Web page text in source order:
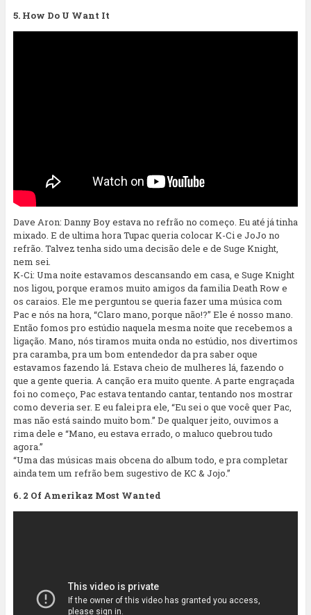
5. How Do U Want It
Dave Aron: Danny Boy estava no refrão no começo. Eu até já tinha
mixado. E de ultima hora Tupac queria colocar K-Ci e JoJo no
refrão. Talvez tenha sido uma decisão dele e de Suge Knight,
nem sei.
K-Ci: Uma noite estavamos descansando em casa, e Suge Knight
nos ligou, porque eramos muito amigos da familia Death Row e
os caraios. Ele me perguntou se queria fazer uma música com
Pac e nós na hora, “Claro mano, porque não!?” Ele é nosso mano.
Então fomos pro estúdio naquela mesma noite que recebemos a
ligação. Mano, nós tiramos muita onda no estúdio, nos divertimos
pra caramba, pra um bom entendedor da pra saber oque
estavamos fazendo lá. Estava cheio de mulheres lá, fazendo o
que a gente queria. A canção era muito quente. A parte engraçada
foi no começo, Pac estava tentando cantar, tentando nos mostrar
como deveria ser. E eu falei pra ele, “Eu sei o que você quer Pac,
mas não está saindo muito bom.” De qualquer jeito, ouvimos a
rima dele e “Mano, eu estava errado, o maluco quebrou tudo
agora.”
“Uma das músicas mais obcena do album todo, e pra completar
ainda tem um refrão bem sugestivo de KC & Jojo.”
6. 2 Of Amerikaz Most Wanted